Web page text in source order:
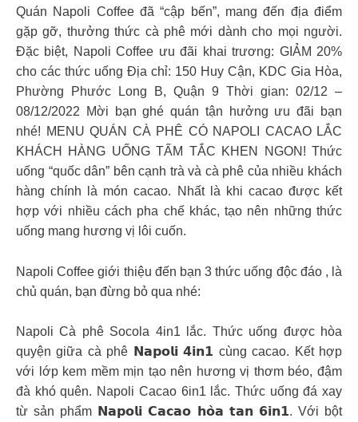
Quán Napoli Coffee đã “cập bến”, mang đến địa điểm
gặp gỡ, thưởng thức cà phê mới dành cho mọi người.
Đặc biệt, Napoli Coffee ưu đãi khai trương: GIẢM 20%
cho các thức uống Địa chỉ: 150 Huy Cận, KDC Gia Hòa,
Phường Phước Long B, Quận 9 Thời gian: 02/12 –
08/12/2022 Mời bạn ghé quán tận hưởng ưu đãi bạn
nhé! MENU QUÁN CÀ PHÊ CÓ NAPOLI CACAO LẮC
KHÁCH HÀNG UỐNG TẤM TẮC KHEN NGON! Thức
uống “quốc dân” bên cạnh trà và cà phê của nhiều khách
hàng chính là món cacao. Nhất là khi cacao được kết
hợp với nhiều cách pha chế khác, tạo nên những thức
uống mang hương vị lôi cuốn.
Napoli Coffee giới thiệu đến bạn 3 thức uống độc đáo , là
chủ quán, bạn đừng bỏ qua nhé:
Napoli Cà phê Socola 4in1 lắc. Thức uống được hòa
quyện giữa cà phê 𝗡𝗮𝗽𝗼𝗹𝗶 𝟰𝗶𝗻𝟭 cùng cacao. Kết hợp
với lớp kem mềm mịn tạo nên hương vị thơm béo, đậm
đà khó quên. Napoli Cacao 6in1 lắc. Thức uống đá xay
từ sản phẩm 𝗡𝗮𝗽𝗼𝗹𝗶 𝗖𝗮𝗰𝗮𝗼 𝗵𝗼̀𝗮 𝘁𝗮𝗻 𝟲𝗶𝗻𝟭. Với bột